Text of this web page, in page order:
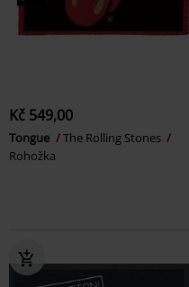
Kč 549,00
Tongue
The Rolling Stones
Rohožka